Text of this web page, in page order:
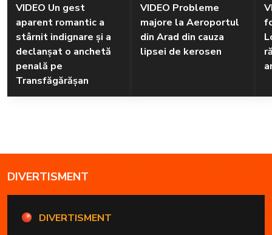
VIDEO Un gest
aparent romantic a
stârnit indignare și a
declanșat o anchetă
penală pe
Transfăgărășan
VIDEO Probleme
majore la Aeroportul
din Arad din cauza
lipsei de kerosen
DIVERTISMENT
DIVERTISMENT